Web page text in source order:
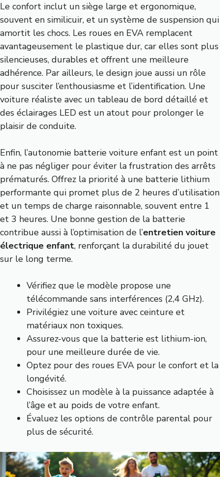
Le confort inclut un siège large et ergonomique,
souvent en similicuir, et un système de suspension qui
amortit les chocs. Les roues en EVA remplacent
avantageusement le plastique dur, car elles sont plus
silencieuses, durables et offrent une meilleure
adhérence. Par ailleurs, le design joue aussi un rôle
pour susciter l’enthousiasme et l’identification. Une
voiture réaliste avec un tableau de bord détaillé et
des éclairages LED est un atout pour prolonger le
plaisir de conduite.
Enfin, l’autonomie batterie voiture enfant est un point
à ne pas négliger pour éviter la frustration des arrêts
prématurés. Offrez la priorité à une batterie lithium
performante qui promet plus de 2 heures d’utilisation
et un temps de charge raisonnable, souvent entre 1
et 3 heures. Une bonne gestion de la batterie
contribue aussi à l’optimisation de l’entretien voiture
électrique enfant, renforçant la durabilité du jouet
sur le long terme.
Vérifiez que le modèle propose une
télécommande sans interférences (2,4 GHz).
Privilégiez une voiture avec ceinture et
matériaux non toxiques.
Assurez-vous que la batterie est lithium-ion,
pour une meilleure durée de vie.
Optez pour des roues EVA pour le confort et la
longévité.
Choisissez un modèle à la puissance adaptée à
l’âge et au poids de votre enfant.
Évaluez les options de contrôle parental pour
plus de sécurité.